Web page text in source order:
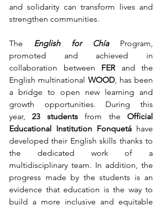
and solidarity can transform lives and
strengthen communities.
The English for Chía Program,
promoted and achieved in
collaboration between FER and the
English multinational WOOD, has been
a bridge to open new learning and
growth opportunities. During this
year, 23 students from the Official
Educational Institution Fonquetá have
developed their English skills thanks to
the dedicated work of a
multidisciplinary team. In addition, the
progress made by the students is an
evidence that education is the way to
build a more inclusive and equitable